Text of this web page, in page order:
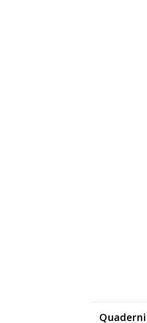
Quaderni